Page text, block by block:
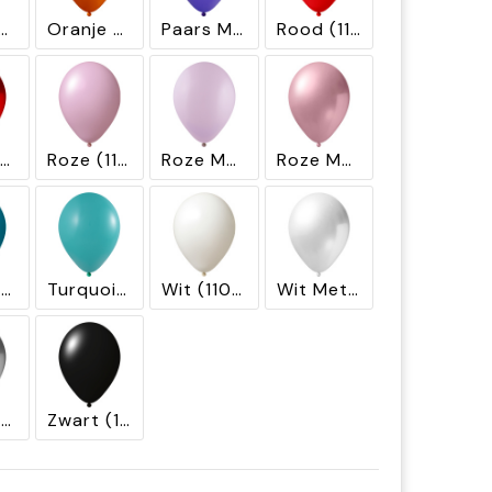
(1220) Oranje Metallic (2420) Paars Metallic (2470) Rood (1130)
Rood Metallic (2430) Roze (1131) Roze Macaron (1231) Roze Metallic (2630)
Turquoise blauw (1080) Turquoise groen (1083) Wit (1100) Wit Metallic (2600)
Zilver Metallic (2400) Zwart (1199)